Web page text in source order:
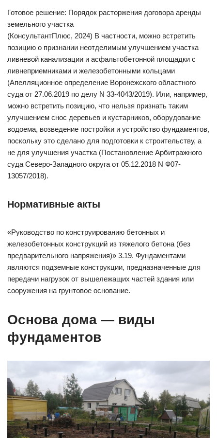
Готовое решение: Порядок расторжения договора аренды
земельного участка
(КонсультантПлюс, 2024) В частности, можно встретить
позицию о признании неотделимым улучшением участка
ливневой канализации и асфальтобетонной площадки с
ливнеприемниками и железобетонными кольцами
(Апелляционное определение Воронежского областного
суда от 27.06.2019 по делу N 33-4043/2019). Или, например,
можно встретить позицию, что нельзя признать таким
улучшением снос деревьев и кустарников, оборудование
водоема, возведение постройки и устройство фундаментов,
поскольку это сделано для подготовки к строительству, а
не для улучшения участка (Постановление Арбитражного
суда Северо-Западного округа от 05.12.2018 N Ф07-
13057/2018).
Нормативные акты
«Руководство по конструированию бетонных и
железобетонных конструкций из тяжелого бетона (без
предварительного напряжения)» 3.19. Фундаментами
являются подземные конструкции, предназначенные для
передачи нагрузок от вышележащих частей здания или
сооружения на грунтовое основание.
Основа дома — виды
фундаментов